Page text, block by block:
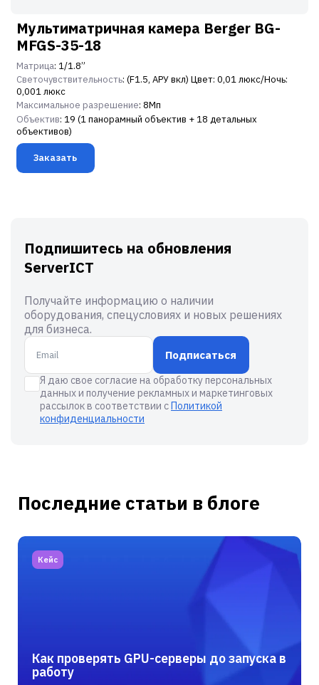
Мультиматричная камера Berger BG-
MFGS-35-18
Матрица: 1/1.8”
Светочувствительность: (F1.5, АРУ вкл) Цвет: 0,01 люкс/Ночь:
0,001 люкс
Максимальное разрешение: 8Мп
Объектив: 19 (1 панорамный объектив + 18 детальных
объективов)
Заказать
Подпишитесь на обновления
ServerICT
Получайте информацию о наличии
оборудования, спецусловиях и новых решениях
для бизнеса.
Подписаться
Я даю свое согласие на обработку персональных
данных и получение рекламных и маркетинговых
рассылок в соответствии сПолитикой
конфиденциальности
Последние статьи в блоге
Кейс
Как проверять GPU-серверы до запуска в
работу